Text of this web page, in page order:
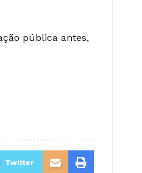
pública antes,
Twitter